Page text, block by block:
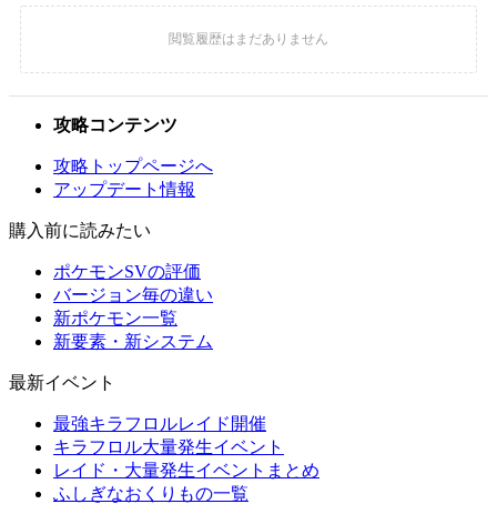
攻略コンテンツ
攻略トップページへ
アップデート情報
購入前に読みたい
ポケモンSVの評価
バージョン毎の違い
新ポケモン一覧
新要素・新システム
最新イベント
最強キラフロルレイド開催
キラフロル大量発生イベント
レイド・大量発生イベントまとめ
ふしぎなおくりもの一覧